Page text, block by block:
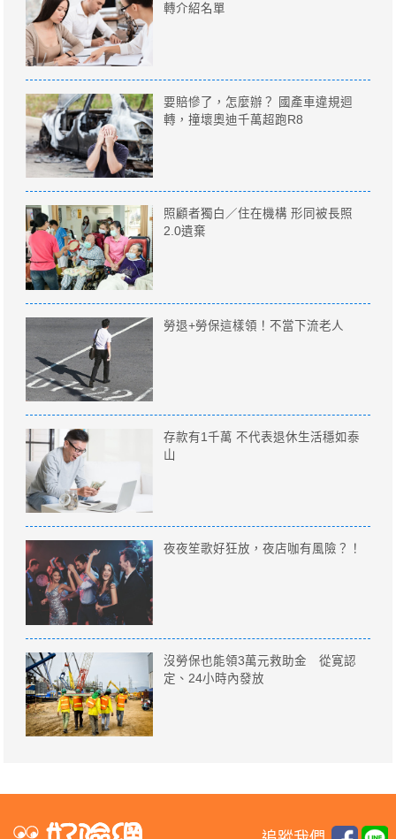
轉介紹名單
要賠慘了，怎麼辦？ 國產車違規迴
轉，撞壞奧迪千萬超跑R8
照顧者獨白／住在機構 形同被長照
2.0遺棄
勞退+勞保這樣領！不當下流老人
存款有1千萬 不代表退休生活穩如泰
山
夜夜笙歌好狂放，夜店咖有風險？！
沒勞保也能領3萬元救助金 從寛認
定、24小時內發放